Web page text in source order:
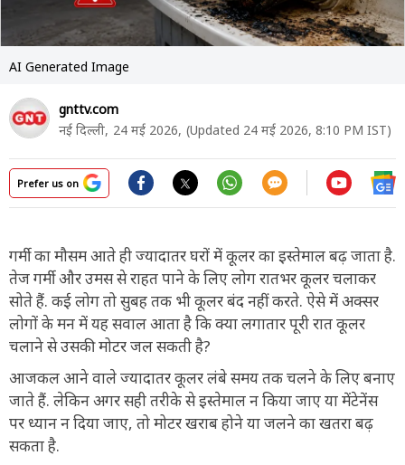
AI Generated Image
gnttv.com
नई दिल्ली, 24 मई 2026, (Updated 24 मई 2026, 8:10 PM IST)
Prefer us on
गर्मी का मौसम आते ही ज्यादातर घरों में कूलर का इस्तेमाल बढ़ जाता है.
तेज गर्मी और उमस से राहत पाने के लिए लोग रातभर कूलर चलाकर
सोते हैं. कई लोग तो सुबह तक भी कूलर बंद नहीं करते. ऐसे में अक्सर
लोगों के मन में यह सवाल आता है कि क्या लगातार पूरी रात कूलर
चलाने से उसकी मोटर जल सकती है?
आजकल आने वाले ज्यादातर कूलर लंबे समय तक चलने के लिए बनाए
जाते हैं. लेकिन अगर सही तरीके से इस्तेमाल न किया जाए या मेंटेनेंस
पर ध्यान न दिया जाए, तो मोटर खराब होने या जलने का खतरा बढ़
सकता है.